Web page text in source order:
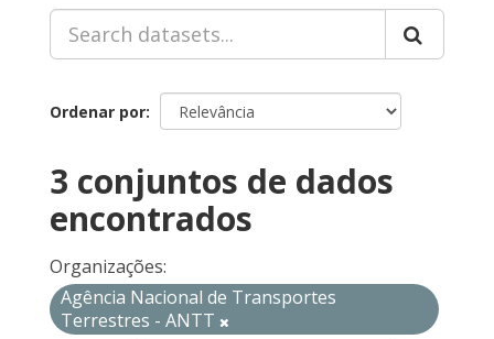
Ordenar por
3 conjuntos de dados
encontrados
Organizações:
Agência Nacional de Transportes
Terrestres - ANTT